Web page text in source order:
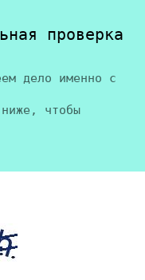
проверка
дело именно с
чтобы